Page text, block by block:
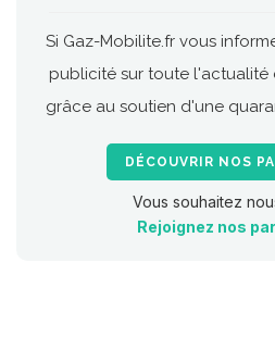
Si Gaz-Mobilite.fr vous
publicité sur toute l'actualité
grâce au soutien d'une
DÉCOUVRIR NOS
Vous souhaitez
Rejoignez nos